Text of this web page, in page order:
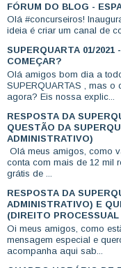
FÓRUM DO BLOG -
Olá #concurseiros!
ideia é criar um canal de
SUPERQUARTA 01/
COMEÇAR?
Olá amigos bom dia a
SUPERQUARTAS , mas
agora? Eis nossa explic...
RESPOSTA DA
QUESTÃO DA
ADMINISTRATIVO)
Olá meus amigos, como
conta com mais de 12 mil
grátis de ...
RESPOSTA DA
ADMINISTRATIVO) E
(DIREITO PROCESSUAL
Oi meus amigos, como
mensagem especial e
acompanha aqui sab...